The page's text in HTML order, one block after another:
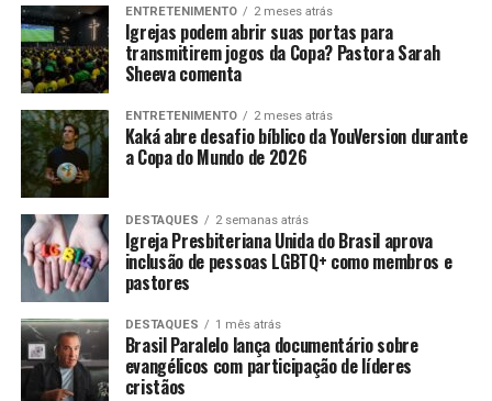
ENTRETENIMENTO 2 meses atrás
Igrejas podem abrir suas portas para
transmitirem jogos da Copa? Pastora Sarah
Sheeva comenta
ENTRETENIMENTO 2 meses atrás
Kaká abre desafio bíblico da YouVersion durante
a Copa do Mundo de 2026
DESTAQUES 2 semanas atrás
Igreja Presbiteriana Unida do Brasil aprova
inclusão de pessoas LGBTQ+ como membros e
pastores
DESTAQUES 1 mês atrás
Brasil Paralelo lança documentário sobre
evangélicos com participação de líderes
cristãos